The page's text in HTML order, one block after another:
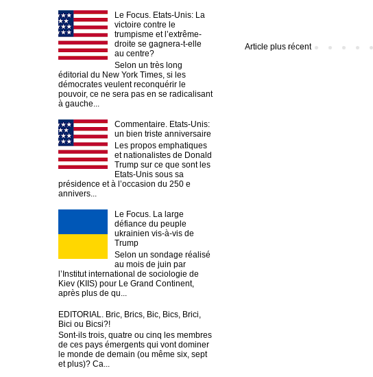
Article plus récent
Le Focus. Etats-Unis: La
victoire contre le
trumpisme et l’extrême-
droite se gagnera-t-elle
au centre?
Selon un très long
éditorial du New York Times, si les
démocrates veulent reconquérir le
pouvoir, ce ne sera pas en se radicalisant
à gauche...
Commentaire. Etats-Unis:
un bien triste anniversaire
Les propos emphatiques
et nationalistes de Donald
Trump sur ce que sont les
Etats-Unis sous sa
présidence et à l’occasion du 250 e
annivers...
Le Focus. La large
défiance du peuple
ukrainien vis-à-vis de
Trump
Selon un sondage réalisé
au mois de juin par
l’Institut international de sociologie de
Kiev (KIIS) pour Le Grand Continent,
après plus de qu...
EDITORIAL. Bric, Brics, Bic, Bics, Brici,
Bici ou Bicsi?!
Sont-ils trois, quatre ou cinq les membres
de ces pays émergents qui vont dominer
le monde de demain (ou même six, sept
et plus)? Ca...